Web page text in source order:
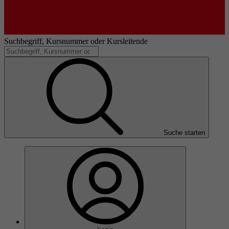
Suchbegriff, Kursnummer oder Kursleitende
Suche starten